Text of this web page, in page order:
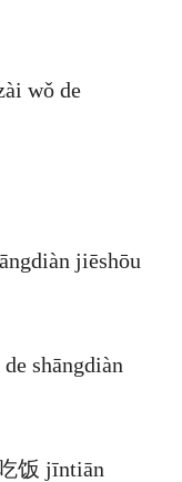
wǒ de
jiēshōu
shāngdiàn
饭 jīntiān